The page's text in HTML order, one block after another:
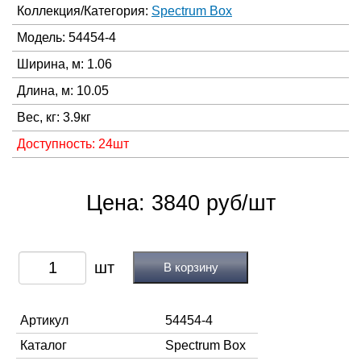
Коллекция/Категория: Spectrum Box
Модель: 54454-4
Ширина, м: 1.06
Длина, м: 10.05
Вес, кг: 3.9кг
Доступность: 24шт
Цена: 3840 руб/шт
В корзину
Артикул
54454-4
Каталог
Spectrum Box